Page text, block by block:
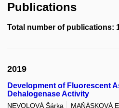
Publications
Total number of publications:
2019
Development of Fluorescent
Dehalogenase Activity
NEVOLOVÁ Šárka
MAŇÁSKOVÁ